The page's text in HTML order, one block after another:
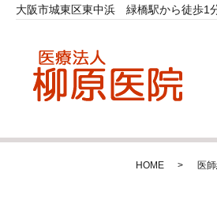
大阪市城東区東中浜 緑橋駅から徒歩
HOME 医